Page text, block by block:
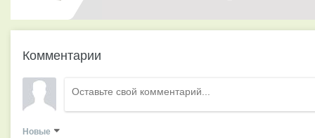
Комментарии
Новые